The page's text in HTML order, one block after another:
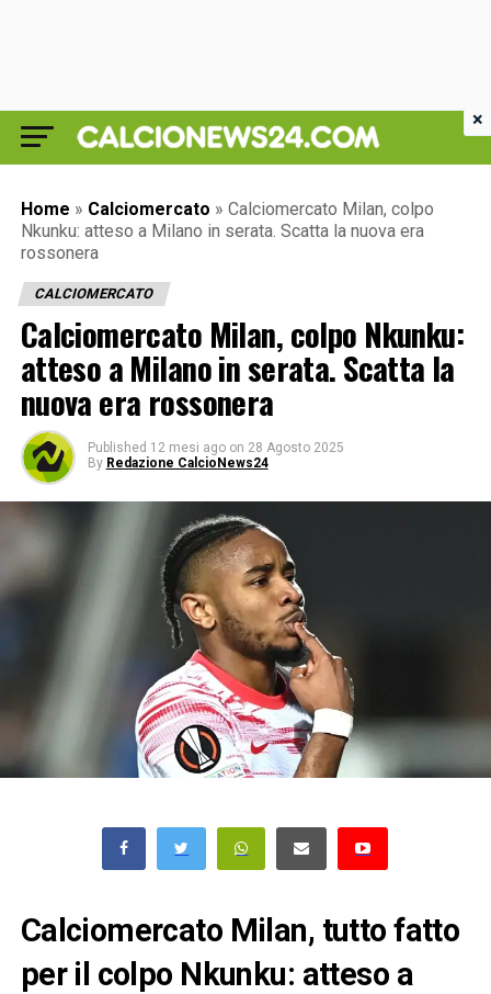
Home » Calciomercato » Calciomercato Milan, colpo
Nkunku: atteso a Milano in serata. Scatta la nuova era
rossonera
CALCIOMERCATO
Calciomercato Milan, colpo Nkunku:
atteso a Milano in serata. Scatta la
nuova era rossonera
Published 12 mesi ago on 28 Agosto 2025
By Redazione CalcioNews24
Calciomercato Milan, tutto fatto
per il colpo Nkunku: atteso a
×